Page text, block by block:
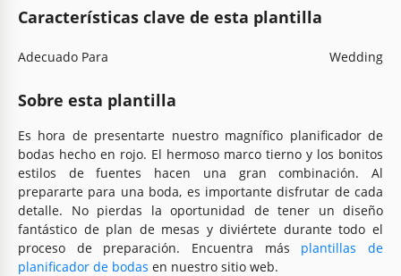
Características clave de esta plantilla
Adecuado Para Wedding
Sobre esta plantilla
Es hora de presentarte nuestro magnífico planificador de
bodas hecho en rojo. El hermoso marco tierno y los bonitos
estilos de fuentes hacen una gran combinación. Al
prepararte para una boda, es importante disfrutar de cada
detalle. No pierdas la oportunidad de tener un diseño
fantástico de plan de mesas y diviértete durante todo el
proceso de preparación. Encuentra más plantillas de
planificador de bodas en nuestro sitio web.